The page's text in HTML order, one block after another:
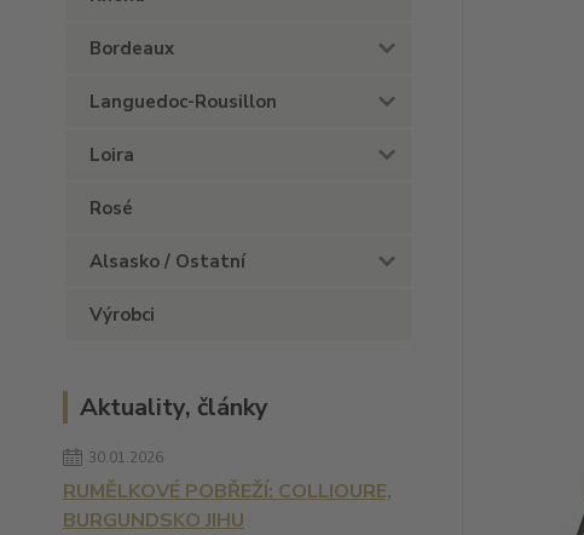
Bordeaux
Languedoc-Rousillon
Loira
Rosé
Alsasko / Ostatní
Výrobci
Aktuality, články
30.01.2026
RUMĚLKOVÉ POBŘEŽÍ: COLLIOURE,
BURGUNDSKO JIHU